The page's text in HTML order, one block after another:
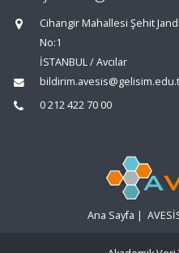
Cihangir Mahallesi Şehit
No:1
İSTANBUL / Avcılar
0 212 422 70 00
Ana Sayfa |